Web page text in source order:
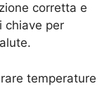
corretta e
chiave per
temperature